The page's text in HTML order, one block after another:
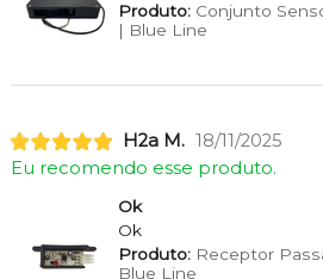
Produto:Conjunto
| Blue Line
H2a M. 18/11/2025
Eu recomendo esse produto.
Ok
Ok
Produto:Receptor
Blue Line